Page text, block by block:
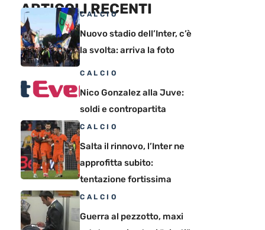
ARTICOLI RECENTI
CALCIO
Nuovo stadio dell’Inter, c’è
la svolta: arriva la foto
CALCIO
Nico Gonzalez alla Juve:
soldi e contropartita
CALCIO
Salta il rinnovo, l’Inter ne
approfitta subito:
tentazione fortissima
CALCIO
Guerra al pezzotto, maxi